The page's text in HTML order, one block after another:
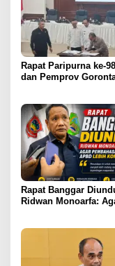
Rapat Paripurna ke-
dan Pemprov
Rapat Banggar
Ridwan Monoarfa: